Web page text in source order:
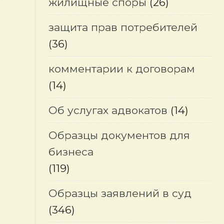
защита прав потребителей
(36)
комментарии к договорам
(14)
Об услугах адвокатов (14)
Образцы документов для
бизнеса
(119)
Образцы заявлений в суд
(346)